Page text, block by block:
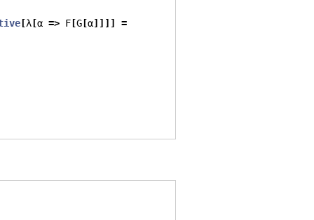
[λ [α => F [G [α]]]]
=